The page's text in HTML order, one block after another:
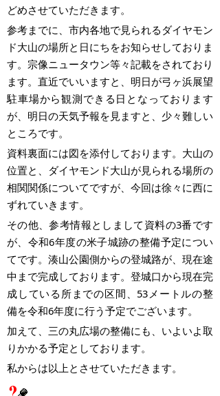
どめさせていただきます。
参考までに、市内各地で見られるダイヤモン
ド大山の場所と日にちをお知らせしておりま
す。宗像ニュータウン等々記載をされており
ます。直近でいいますと、明日が弓ヶ浜展望
駐車場から観測できる日となっております
が、明日の天気予報を見ますと、少々難しい
ところです。
資料裏面には図を添付しております。大山の
位置と、ダイヤモンド大山が見られる場所の
相関関係についてですが、今回は徐々に西に
ずれていきます。
その他、参考情報としまして資料の3番です
が、令和6年度の米子城跡の整備予定につい
てです。湊山公園側からの登城路が、現在途
中まで完成しております。登城口から現在完
成している所までの区間、 53メートルの整
備を令和6年度に行う予定でございます。
加えて、三の丸広場の整備にも、いよいよ取
りかかる予定としております。
私からは以上とさせていただきます。